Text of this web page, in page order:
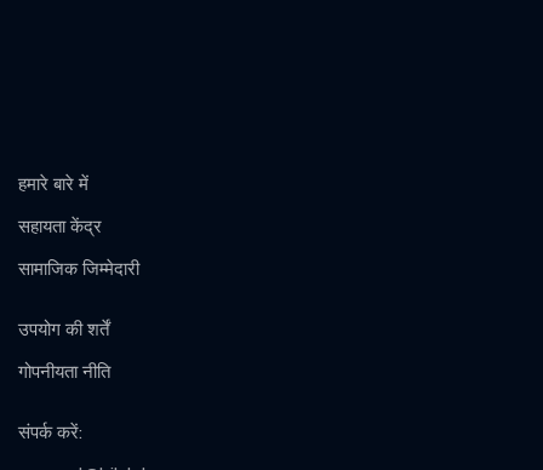
हमारे बारे में
सहायता केंद्र
सामाजिक जिम्मेदारी
उपयोग की शर्तें
गोपनीयता नीति
संपर्क करें: